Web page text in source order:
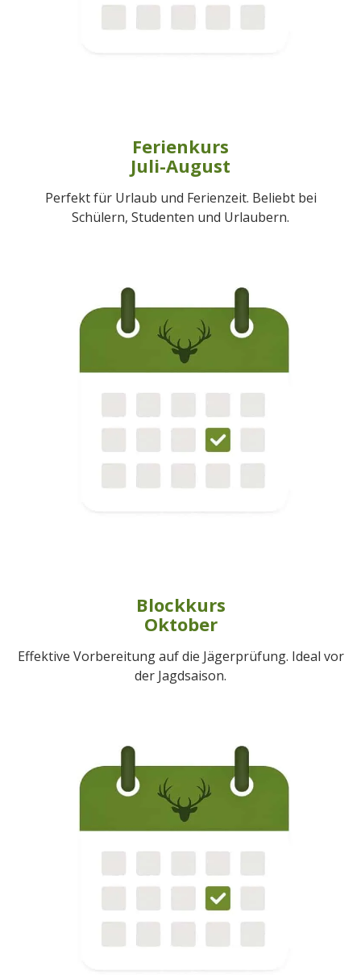
Ferienkurs
Juli-August
Perfekt für Urlaub und Ferienzeit. Beliebt bei
Schülern, Studenten und Urlaubern.
Blockkurs
Oktober
Effektive Vorbereitung auf die Jägerprüfung. Ideal vor
der Jagdsaison.